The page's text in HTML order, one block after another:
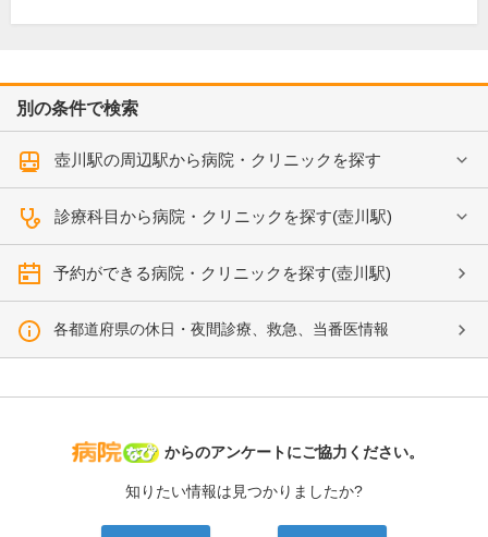
別の条件で検索
壺川駅の周辺駅から病院・クリニックを探す
診療科目から病院・クリニックを探す(壺川駅)
予約ができる病院・クリニックを探す(壺川駅)
各都道府県の休日・夜間診療、救急、当番医情報
病院なび
からのアンケートにご協力ください。
知りたい情報は見つかりましたか?